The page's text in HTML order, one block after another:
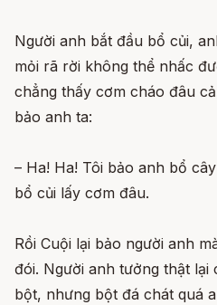
Người anh bắt đầu bổ củi,
mỏi rã rời không thể nhấc
chẳng thấy cơm cháo đâu
bảo anh ta:
– Ha! Ha! Tôi bảo anh bổ
bổ củi lấy cơm đâu.
Rồi Cuội lại bảo người anh
đói. Người anh tưởng thật lại
bột, nhưng bột đá chát quá